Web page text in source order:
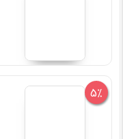
5%